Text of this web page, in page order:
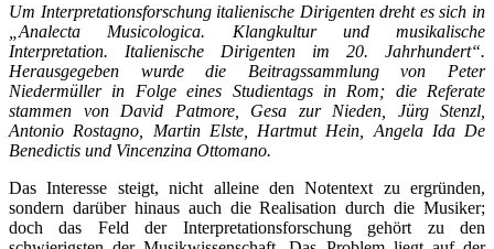
Um Interpretationsforschung italienische Dirigenten dreht es sich in
„Analecta Musicologica. Klangkultur und musikalische
Interpretation. Italienische Dirigenten im 20. Jahrhundert“.
Herausgegeben wurde die Beitragssammlung von Peter
Niedermüller in Folge eines Studientags in Rom; die Referate
stammen von David Patmore, Gesa zur Nieden, Jürg Stenzl,
Antonio Rostagno, Martin Elste, Hartmut Hein, Angela Ida De
Benedictis und Vincenzina Ottomano.
Das Interesse steigt, nicht alleine den Notentext zu ergründen,
sondern darüber hinaus auch die Realisation durch die Musiker;
doch das Feld der Interpretationsforschung gehört zu den